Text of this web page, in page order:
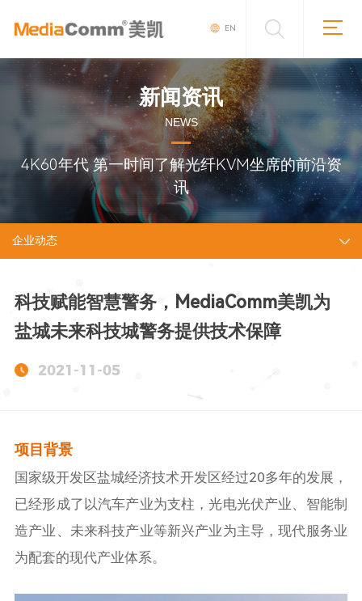
EN
新闻资讯
NEWS
4K60年代 第一时间了解光纤KVM坐席的前沿资
讯
企业动态
科技赋能智慧警务，MediaComm美凯为
盐城未来科技城警务提供技术保障
2021-11-05
项目背景
国家级开发区盐城经济技术开发区经过20多年的发展，
已经形成了以汽车产业为支柱，光电光伏产业、智能制
造产业、未来科技产业等新兴产业为主导，现代服务业
为配套的现代产业体系。